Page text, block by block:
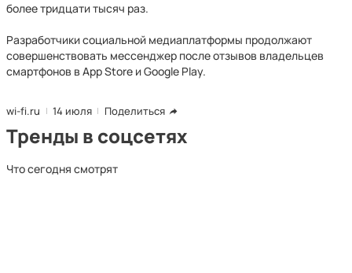
более тридцати тысяч раз.
Разработчики социальной медиаплатформы продолжают
совершенствовать мессенджер после отзывов владельцев
смартфонов в App Store и Google Play.
wi-fi.ru 14 июля Поделиться
Тренды в соцсетях
Что сегодня смотрят